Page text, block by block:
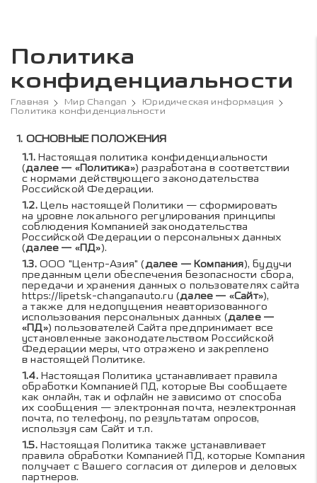
Политика
конфиденциальности
Главная Мир Changan
Юридическая информация
Политика конфиденциальности
Содержание политики
ОСНОВНЫЕ ПОЛОЖЕНИЯ
Настоящая политика конфиденциальности
(далее — «Политика») разработана в соответствии
с нормами действующего законодательства
Российской Федерации.
Цель настоящей Политики — сформировать
на уровне локального регулирования принципы
соблюдения Компанией законодательства
Российской Федерации о персональных данных
(далее — «ПД»).
ООО "Центр-Азия" (далее — Компания), будучи
преданным цели обеспечения безопасности сбора,
передачи и хранения данных о пользователях сайта
https://lipetsk-changanauto.ru (далее — «Сайт»),
а также для недопущения неавторизованного
использования персональных данных (далее —
«ПД») пользователей Сайта предпринимает все
установленные законодательством Российской
Федерации меры, что отражено и закреплено
в настоящей Политике.
Настоящая Политика устанавливает правила
обработки Компанией ПД, которые Вы сообщаете
как онлайн, так и офлайн не зависимо от способа
их сообщения — электронная почта, неэлектронная
почта, по телефону, по результатам опросов,
используя сам Сайт и т.п.
Настоящая Политика также устанавливает
правила обработки Компанией ПД, которые Компания
получает с Вашего согласия от дилеров и деловых
партнеров.